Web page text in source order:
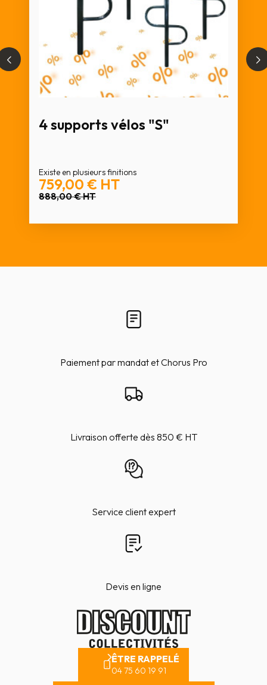
4 supports vélos "S"
Existe en plusieurs finitions
759,00 € HT
888,00 €HT
Paiement par mandat et Chorus Pro
Livraison offerte dès 850 € HT
Service client expert
Devis en ligne
ÊTRE RAPPELÉ
04 75 60 19 91